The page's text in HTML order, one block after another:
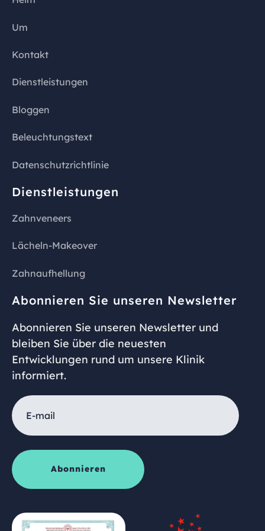
Um
Kontakt
Dienstleistungen
Bloggen
Beleuchtungstext
Datenschutzrichtlinie
Dienstleistungen
Zahnveneers
Lächeln-Makeover
Zahnaufhellung
Abonnieren Sie unseren Newsletter
Abonnieren Sie unseren Newsletter und
bleiben Sie über die neuesten
Entwicklungen rund um unsere Klinik
informiert.